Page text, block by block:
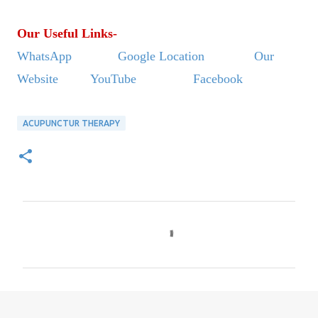
Our Useful Links-
WhatsApp
Google Location
Our
Website
YouTube Facebook
ACUPUNCTUR THERAPY